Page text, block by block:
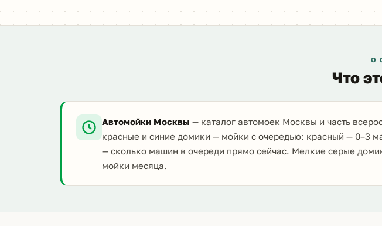
О
Что
Автомойки Москвы — каталог автомоек Москвы и часть
красные и синие домики — мойки с очередью: красный — 0–3
— сколько машин в очереди прямо сейчас. Мелкие серые
мойки месяца.